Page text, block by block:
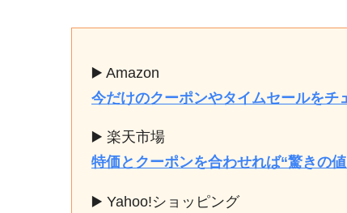
▶️ Amazon
今だけのクーポンやタイムセールをチ
▶️ 楽天市場
特価とクーポンを合わせれば“驚きの
▶️ Yahoo!ショッピング